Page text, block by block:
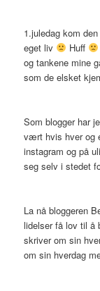
1.juledag kom
eget liv
Huff
og tankene mine
som de elsket
Som blogger har
vært hvis hver og
instagram og på
seg selv i stedet
La nå bloggeren
lidelser få lov til å
skriver om sin
om sin hverdag